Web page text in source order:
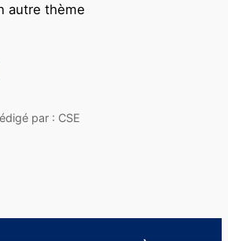
autre thème
par : CSE